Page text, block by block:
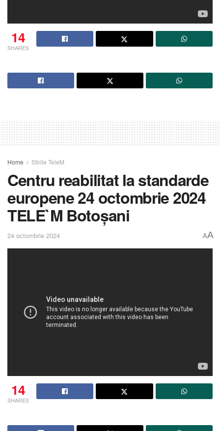
14
SHARES
Home Stirile TeleM
Centru reabilitat la standarde
europene 24 octombrie 2024
TELE`M Botoșani
24 octombrie 2024 AA
14
SHARES